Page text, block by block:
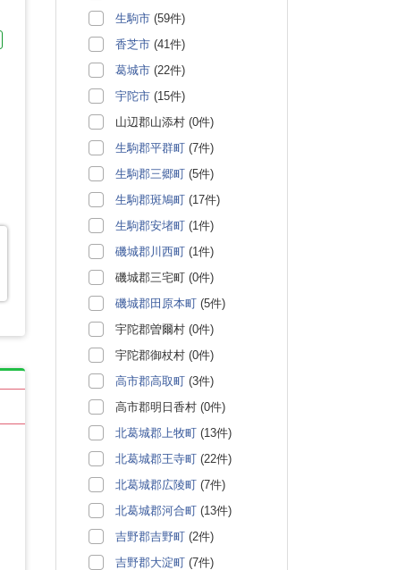
生駒市 (59件)
香芝市 (41件)
葛城市 (22件)
宇陀市 (15件)
山辺郡山添村 (0件)
生駒郡平群町 (7件)
生駒郡三郷町 (5件)
生駒郡斑鳩町 (17件)
生駒郡安堵町 (1件)
磯城郡川西町 (1件)
磯城郡三宅町 (0件)
磯城郡田原本町 (5件)
宇陀郡曽爾村 (0件)
宇陀郡御杖村 (0件)
高市郡高取町 (3件)
高市郡明日香村 (0件)
北葛城郡上牧町 (13件)
北葛城郡王寺町 (22件)
北葛城郡広陵町 (7件)
北葛城郡河合町 (13件)
吉野郡吉野町 (2件)
吉野郡大淀町 (7件)